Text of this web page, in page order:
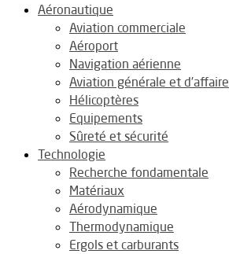
Aéronautique
Aviation commerciale
Aéroport
Navigation aérienne
Aviation générale et d’affaire
Hélicoptères
Equipements
Sûreté et sécurité
Technologie
Recherche fondamentale
Matériaux
Aérodynamique
Thermodynamique
Ergols et carburants